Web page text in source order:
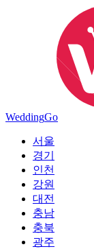
WeddingGo
서울
경기
인천
강원
대전
충남
충북
광주